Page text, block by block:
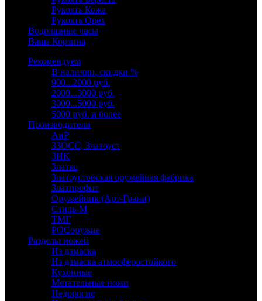
Рукоять Кожа
Рукоять Орех
Водолазные часы
Ваша Корзина
Рекомендуем
В наличии, скидки %
900...2000 руб.
2000...3000 руб.
3000...5000 руб.
5000 руб. и более
Производители
АиР
ЗЗОСС, Златоуст
ЗИК
Златко
Златоустовская оружейная фабрика
Златпрофит
Оружейник (Арт-Грани)
Стиль-М
ТМГ
РОСоружие
Разделы ножей
Из дамаска
Из дамаска атмосферостойкого
Кухонные
Метательные ножи
Недорогие